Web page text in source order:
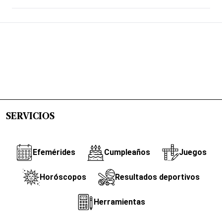
SERVICIOS
Efemérides Cumpleaños Juegos
Horóscopos Resultados deportivos
Herramientas